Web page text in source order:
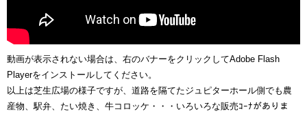
動画が表示されない場合は、右のバナーをクリックしてAdobe Flash
Playerをインストールしてください。
以上は芝生広場の様子ですが、道路を隔てたジュピターホール側でも農
産物、駅弁、たい焼き、牛コロッケ・・・いろいろな販売ｺｰﾅがありま